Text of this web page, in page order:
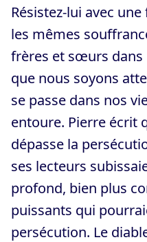
Résistez-lui avec
les mêmes
frères et sœurs dans
que nous soyons
se passe dans nos
entoure. Pierre écrit
dépasse la
ses lecteurs
profond, bien plus
puissants qui
persécution. Le